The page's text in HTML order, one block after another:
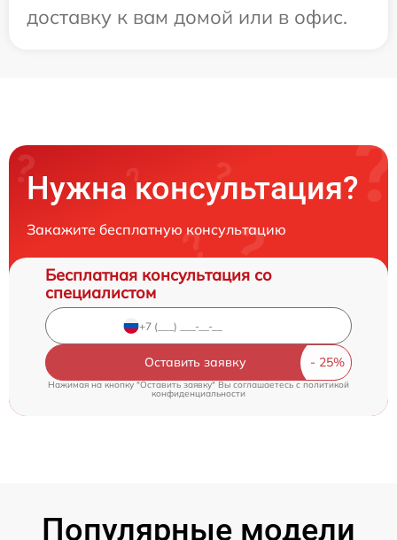
доставку к вам домой или в офис.
Нужна консультация?
Закажите бесплатную консультацию
Бесплатная консультация со
специалистом
Оставить заявку
Нажимая на кнопку "Оставить заявку" Вы соглашаетесь c политикой
конфиденциальности
Популярные модели